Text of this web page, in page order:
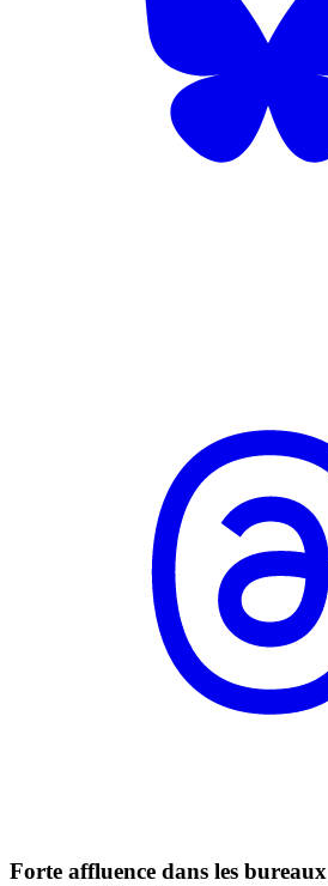
Forte affluence dans les